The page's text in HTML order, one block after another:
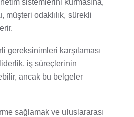
sistemlerini kurmasına,
müşteri odaklılık, sürekli
gereksinimleri karşılaması
iş süreçlerinin
ancak bu belgeler
sağlamak ve uluslararası